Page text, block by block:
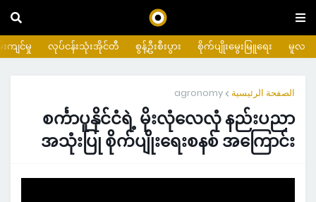
မူလ
စိုက်ပျိုးမွေးမြူရေး
စွန့်ဦးစီးပွား
လုပ်ငန်းသုံးအိုင်တီ
ကျင်မှု
الصفحة الرئيسية agronomy
စင်္ကာပူနိုင်ငံရဲ့ မိုးလုံလေလုံ နည်းပညာ
အသုံးပြု စိုက်ပျိုးရေးစနစ် အကြောင်း